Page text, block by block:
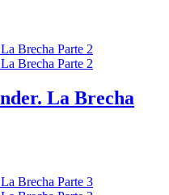
La Brecha